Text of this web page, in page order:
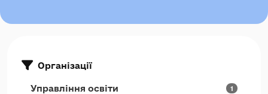
Організації
Управління освіти 1